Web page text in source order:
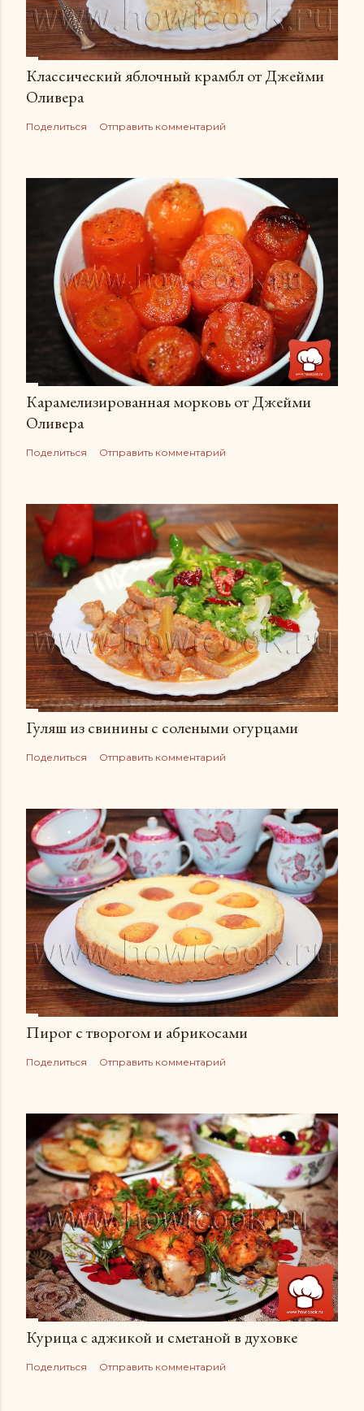
Классический яблочный крамбл от Джейми
Оливера
Поделиться Отправить комментарий
Карамелизированная морковь от Джейми
Оливера
Поделиться Отправить комментарий
Гуляш из свинины с солеными огурцами
Поделиться Отправить комментарий
Пирог с творогом и абрикосами
Поделиться Отправить комментарий
Курица с аджикой и сметаной в духовке
Поделиться Отправить комментарий